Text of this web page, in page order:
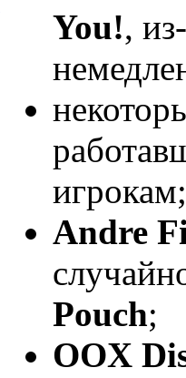
You!,
игрокам;
Andre
Pouch;
OOX